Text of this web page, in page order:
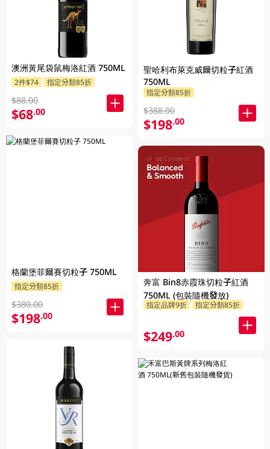
澳洲黃尾袋鼠梅洛紅酒 750ML
2件$74 指定分類85折
$88.00
$68.00
格蘭堡菲爾賽切粒子 750ML
指定分類85折
$380.00
$198.00
聖哈利布萊克威爾切粒子紅酒
750ML
指定分類85折
$388.00
$198.00
奔富 Bin8赤霞珠切粒子紅酒
750ML (包裝隨機發放)
指定品牌9折 指定分類85折
$249.00